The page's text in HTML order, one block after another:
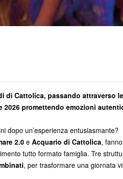
Cattolica, passando attraverso
2026 promettendo emozioni
dopo un’esperienza entusiasmante?
2.0e Acquario di Cattolica,
tutto formato famiglia. Tre
, per trasformare una giornata